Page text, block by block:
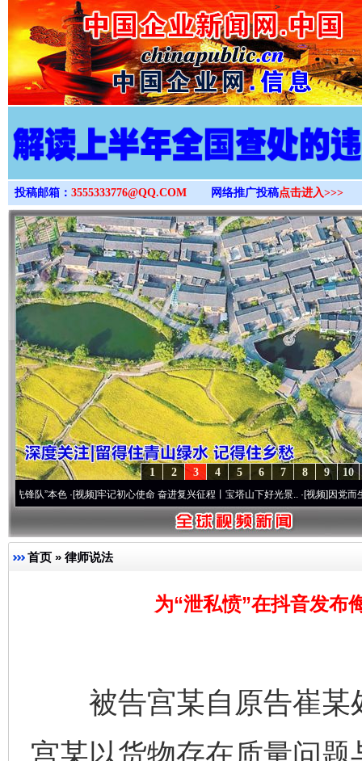
>
投稿邮箱： 3555333776@QQ.COM 网络推广投稿点击进入>>>
10
9
8
7
6
5
4
3
2
1
·[视频]牢记初心使命 奋进复兴征程丨宝塔山下好光景..·[视频]因党而生 为党而
首页 » 律师说法
为“泄私愤”在抖音发布
被告宫某自原告崔某
宫某以货物存在质量问